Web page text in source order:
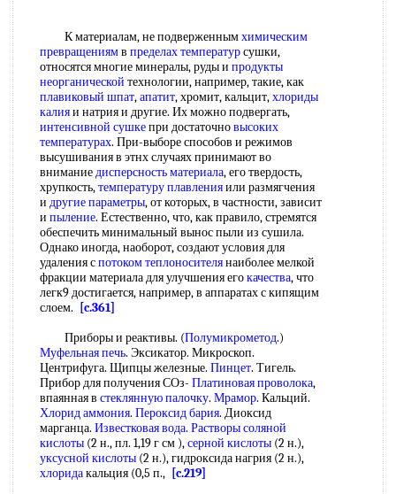
К материалам, не подверженнымхимическим
превращениямв пределах температурсушки,
относятся многие минералы, руды и продукты
неорганической технологии, например, такие, как
плавиковый шпат,апатит, хромит, кальцит,хлориды
калияи натрия и другие. Их можно подвергать,
интенсивной сушкепри достаточновысоких
температурах. При-выборе способов и режимов
высушивания в этнх случаях принимают во
вниманиедисперсность материала, его твердость,
хрупкость,температуру плавленияили размягчения
и другие параметры, от которых, в частности, зависит
и пыление. Естественно, что, как правило, стремятся
обеспечить минимальный вынос пыли из сушила.
Однако иногда, наоборот, создают условия для
удаления спотоком теплоносителянаиболее мелкой
фракции материала для улучшения егокачества, что
легк9 достигается, например, в аппаратах с кипящим
слоем.
[c.361]
Приборы и реактивы. (Полумикрометод.)
Муфельная печь. Эксикатор. Микроскоп.
Центрифуга. Щипцы железные. Пинцет. Тигель.
Прибор для получения СОз- Платиновая проволока,
впаянная в стеклянную палочку. Мрамор. Кальций.
Хлорид аммония. Пероксид бария. Диоксид
марганца. Известковая вода. Растворы соляной
кислоты (2 н., пл. 1,19 г см ),серной кислоты (2 н.),
уксусной кислоты (2 н.), гидроксида нагрия (2 н.),
хлоридакальция (0,5 п., [c.219]